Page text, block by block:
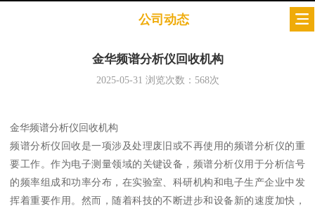
公司动态
金华频谱分析仪回收机构
2025-05-31 浏览次数： 568次
金华频谱分析仪回收机构
频谱分析仪回收是一项涉及处理废旧或不再使用的频谱分析仪的重
要工作。作为电子测量领域的关键设备，频谱分析仪用于分析信号
的频率组成和功率分布，在实验室、科研机构和电子生产企业中发
挥着重要作用。然而，随着科技的不断进步和设备新的速度加快，